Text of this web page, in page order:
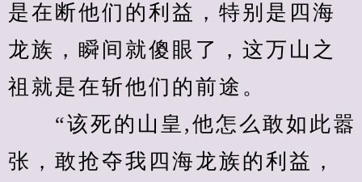
是在断他们的利益，特别是四海
龙族，瞬间就傻眼了，这万山之
祖就是在斩他们的前途。
“该死的山皇,他怎么敢如此嚣
张，敢抢夺我四海龙族的利益，